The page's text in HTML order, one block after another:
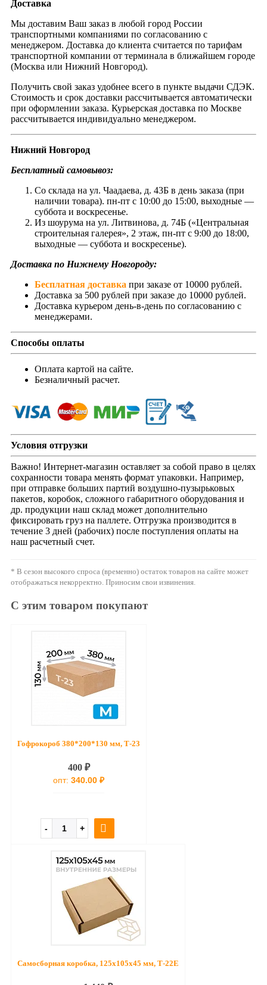
Доставка
Мы доставим Ваш заказ в любой город России
транспортными компаниями по согласованию с
менеджером. Доставка до клиента считается по тарифам
транспортной компании от терминала в ближайшем городе
(Москва или Нижний Новгород).
Получить свой заказ удобнее всего в пункте выдачи СДЭК.
Стоимость и срок доставки рассчитывается автоматически
при оформлении заказа. Курьерская доставка по Москве
рассчитывается индивидуально менеджером.
Нижний Новгород
Бесплатный самовывоз:
Со склада на ул. Чаадаева, д. 43Б в день заказа (при
наличии товара). пн-пт с 10:00 до 15:00, выходные —
суббота и воскресенье.
Из шоурума на ул. Литвинова, д. 74Б («Центральная
строительная галерея», 2 этаж, пн-пт с 9:00 до 18:00,
выходные — суббота и воскресенье).
Доставка по Нижнему Новгороду:
Бесплатная доставка при заказе от 10000 рублей.
Доставка за 500 рублей при заказе до 10000 рублей.
Доставка курьером день-в-день по согласованию с
менеджерами.
Способы оплаты
Оплата картой на сайте.
Безналичный расчет.
Условия отгрузки
Важно! Интернет-магазин оставляет за собой право в целях
сохранности товара менять формат упаковки. Например,
при отправке больших партий воздушно-пузырьковых
пакетов, коробок, сложного габаритного оборудования и
др. продукции наш склад может дополнительно
фиксировать груз на паллете. Отгрузка производится в
течение 3 дней (рабочих) после поступления оплаты на
наш расчетный счет.
* В сезон высокого спроса (временно) остаток товаров на сайте может
отображаться некорректно. Приносим свои извинения.
С этим товаром покупают
Гофрокороб 380*200*130 мм, Т-23
400 ₽
опт: 340.00 ₽
Самосборная коробка, 125x105x45 мм, Т-22Е